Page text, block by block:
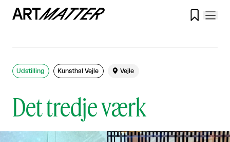

Det tredje værk
Udstilling Kunsthal Vejle  Vejle